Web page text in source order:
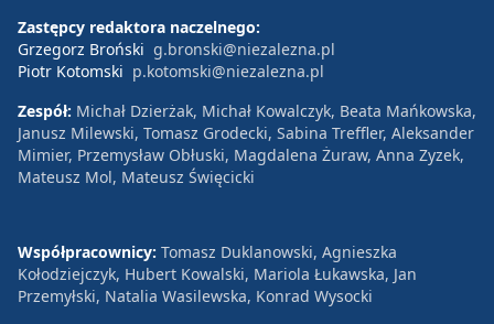
Zastępcy redaktora naczelnego:
Grzegorz Broński g.bronski@niezalezna.pl
Piotr Kotomski p.kotomski@niezalezna.pl
Zespół: Michał Dzierżak, Michał Kowalczyk, Beata Mańkowska,
Janusz Milewski, Tomasz Grodecki, Sabina Treffler, Aleksander
Mimier, Przemysław Obłuski, Magdalena Żuraw, Anna Zyzek,
Mateusz Mol, Mateusz Święcicki
Współpracownicy: Tomasz Duklanowski, Agnieszka
Kołodziejczyk, Hubert Kowalski, Mariola Łukawska, Jan
Przemyłski, Natalia Wasilewska, Konrad Wysocki